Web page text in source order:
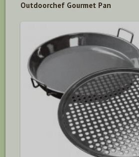
Outdoorchef Gourmet Pan